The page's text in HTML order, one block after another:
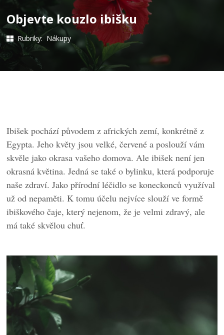
Objevte kouzlo ibišku
Rubriky: Nákupy
Ibišek pochází původem z afrických zemí, konkrétně z
Egypta. Jeho květy jsou velké, červené a poslouží vám
skvěle jako okrasa vašeho domova. Ale ibišek není jen
okrasná květina. Jedná se také o bylinku, která podporuje
naše zdraví. Jako přírodní léčidlo se koneckonců využíval
už od nepaměti. K tomu účelu nejvíce slouží ve formě
ibiškového čaje, který nejenom, že je velmi zdravý, ale
má také skvělou chuť.